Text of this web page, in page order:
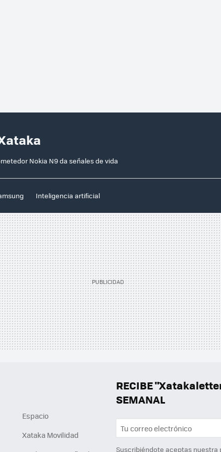
Nokia N9 da señales de vida
Inteligencia artificial
RECIBE
SEMANAL
Suscribiéndote aceptas nuestra
Espacio
Xataka Movilidad